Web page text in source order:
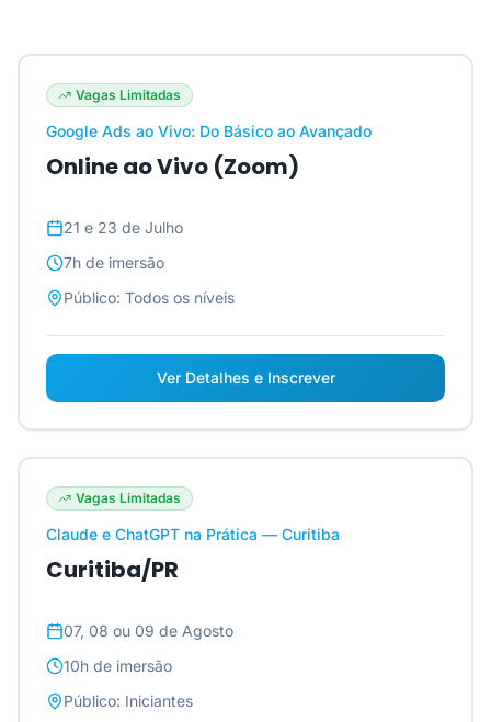
Vagas Limitadas
Google Ads ao Vivo: Do Básico ao Avançado
Online ao Vivo (Zoom)
21 e 23 de Julho
7h de imersão
Público: Todos os níveis
Ver Detalhes e Inscrever
Vagas Limitadas
Claude e ChatGPT na Prática — Curitiba
Curitiba/PR
07, 08 ou 09 de Agosto
10h de imersão
Público: Iniciantes